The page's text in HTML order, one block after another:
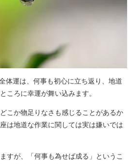
体運は、何事も初心に立ち返り、地道
ころに幸運が舞い込みます。
こか物足りなさも感じることがあるか
は地道な作業に関しては実は嫌いでは
すが、「何事も為せば成る」というこ